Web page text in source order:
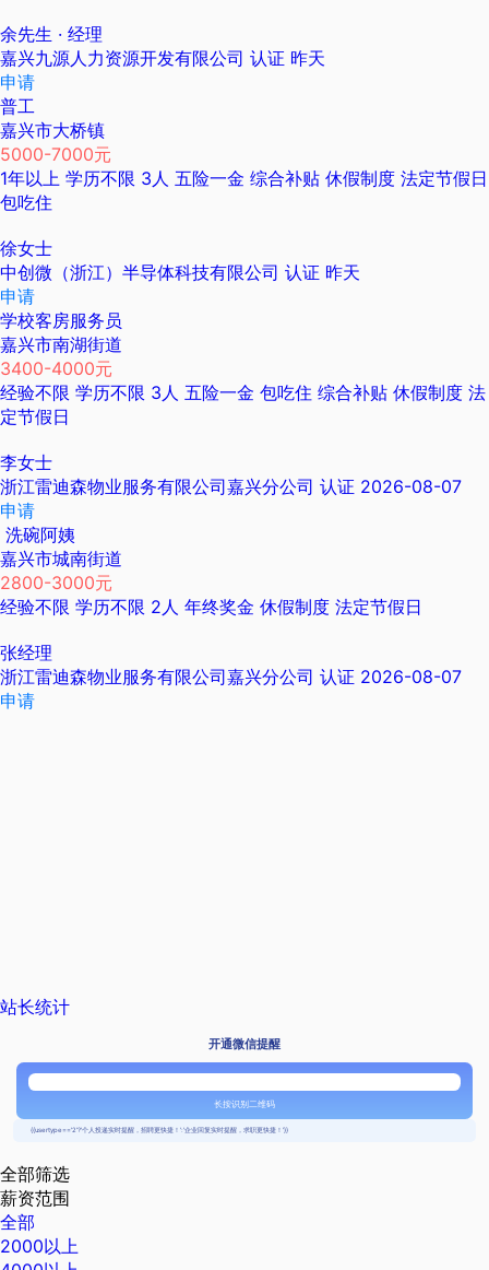
余先生 · 经理
嘉兴九源人力资源开发有限公司 认证 昨天
申请
普工
嘉兴市大桥镇
5000-7000元
1年以上 学历不限 3人 五险一金 综合补贴 休假制度 法定节假日
包吃住
徐女士
中创微（浙江）半导体科技有限公司 认证 昨天
申请
学校客房服务员
嘉兴市南湖街道
3400-4000元
经验不限 学历不限 3人 五险一金 包吃住 综合补贴 休假制度 法
定节假日
李女士
浙江雷迪森物业服务有限公司嘉兴分公司 认证 2026-08-07
申请
洗碗阿姨
嘉兴市城南街道
2800-3000元
经验不限 学历不限 2人 年终奖金 休假制度 法定节假日
张经理
浙江雷迪森物业服务有限公司嘉兴分公司 认证 2026-08-07
申请
站长统计
开通微信提醒
长按识别二维码
{{usertype=='2'?'个人投递实时提醒，招聘更快捷！':'企业回复实时提醒，求职更快捷！'}}
全部筛选
薪资范围
全部
2000以上